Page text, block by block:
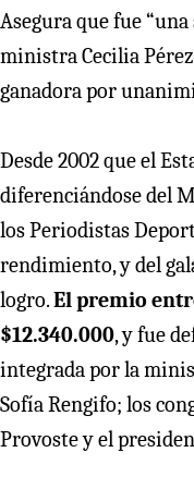
Asegura que fue
ministra Cecilia
ganadora por
Desde 2002 que el
diferenciándose del
los Periodistas
rendimiento, y del
logro.El premio
$12.340.000, y fue
integrada por la
Sofía Rengifo; los
Provoste y el